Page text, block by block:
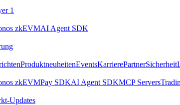
1
zkEVMAI Agent SDK
ProduktneuheitenEventsKarrierePartnerSicherheit
zkEVMPay SDKAI Agent SDKMCP Servers
Updates